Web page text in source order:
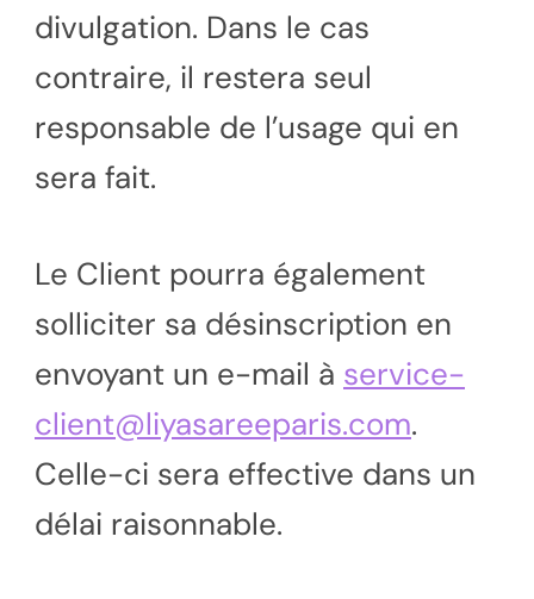
divulgation. Dans le cas
contraire, il restera seul
responsable de l’usage qui en
sera fait.
Le Client pourra également
solliciter sa désinscription en
envoyant un e-mail à service-
client@liyasareeparis.com.
Celle-ci sera effective dans un
délai raisonnable.